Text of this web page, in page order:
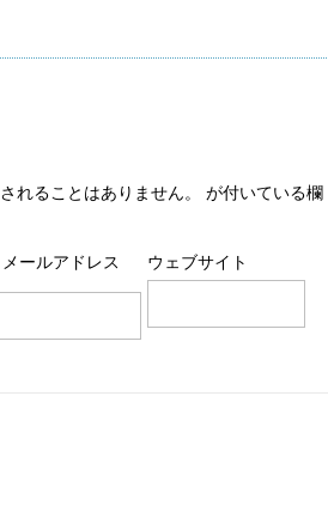
れることはありません。 が付いている欄
メールアドレス ウェブサイト